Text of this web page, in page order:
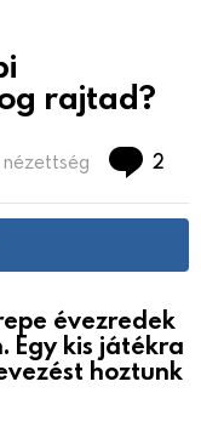
rajtad?
nézettség 2
évezredek
Egy kis játékra
hoztunk